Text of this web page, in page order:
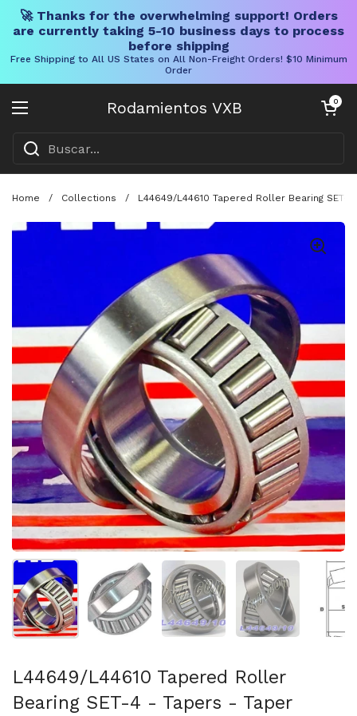
🚀 Thanks for the overwhelming support! Orders
are currently taking 5-10 business days to process
before shipping
Free Shipping to All US States on All Non-Freight Orders! $10 Minimum
Order
Rodamientos VXB
Abrir menú
Carrito0
Home / Collections / L44649/L44610 Tapered Roller Bearing SET-
Mostrar diapositiva 1Mostrar diapositiva 2Mostrar diapositiva 3
Mostrar
L44649/L44610 Tapered Roller
Bearing SET-4 - Tapers - Taper